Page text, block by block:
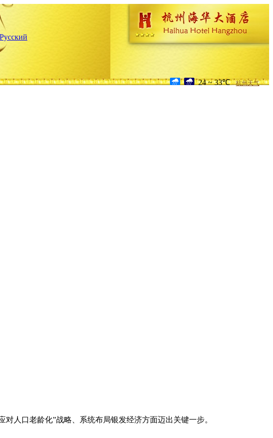
Русский
24 ~ 33℃ 杭州天气
人口老龄化”战略、系统布局银发经济方面迈出关键一步。